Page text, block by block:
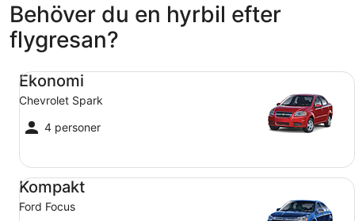
Behöver du en hyrbil efter
flygresan?
Ekonomi
Chevrolet Spark
4 personer
Ekonomi Chevrolet Spark
Kompakt
Ford Focus
Kompakt Ford Focus